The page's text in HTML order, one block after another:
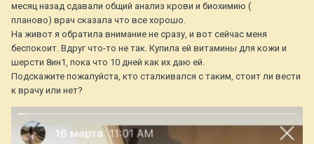
месяц назад сдавали общий анализ крови и биохимию (
планово) врач сказала что все хорошо.
На живот я обратила внимание не сразу, и вот сейчас меня
беспокоит. Вдруг что-то не так. Купила ей витамины для кожи и
шерсти 8ин1, пока что 10 дней как их даю ей.
Подскажите пожалуйста, кто сталкивался с таким, стоит ли вести
к врачу или нет?